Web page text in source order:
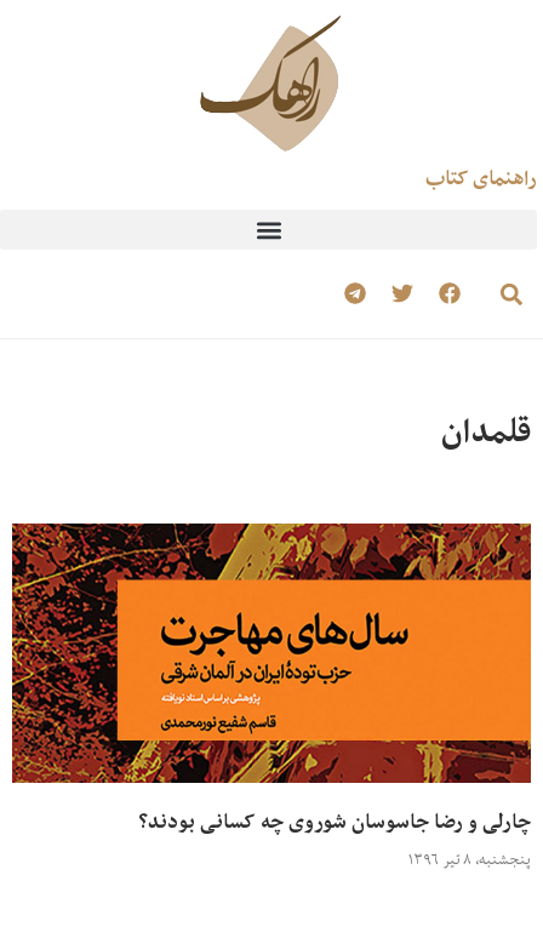
راهنمای کتاب
قلمدان
چارلی و رضا جاسوسان شوروی چه کسانی بودند؟
پنجشنبه، ۸ تیر ۱۳۹۶